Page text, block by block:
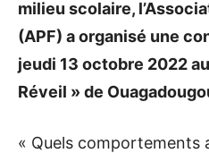
milieu scolaire,
(APF) a organisé une
jeudi 13 octobre 2022
Réveil » de
« Quels comportements